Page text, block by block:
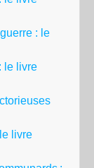
: le
le livre
livre